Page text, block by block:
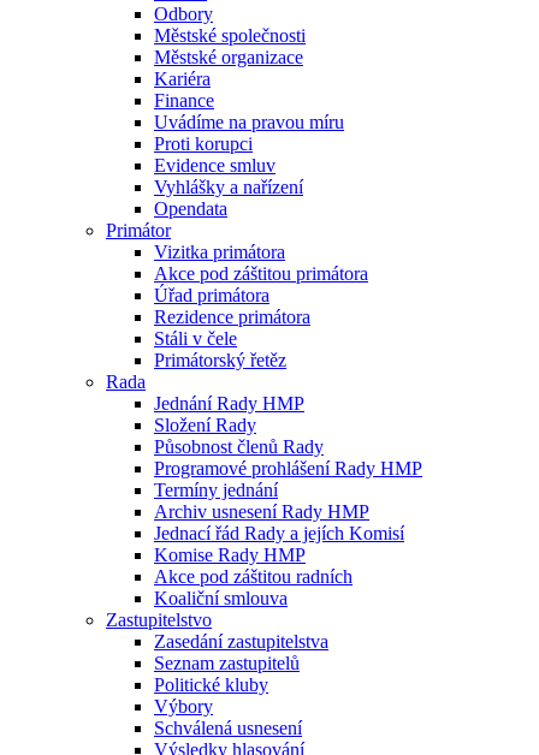
Odbory
Městské společnosti
Městské organizace
Kariéra
Finance
Uvádíme na pravou míru
Proti korupci
Evidence smluv
Vyhlášky a nařízení
Opendata
Primátor
Vizitka primátora
Akce pod záštitou primátora
Úřad primátora
Rezidence primátora
Stáli v čele
Primátorský řetěz
Rada
Jednání Rady HMP
Složení Rady
Působnost členů Rady
Programové prohlášení Rady HMP
Termíny jednání
Archiv usnesení Rady HMP
Jednací řád Rady a jejích Komisí
Komise Rady HMP
Akce pod záštitou radních
Koaliční smlouva
Zastupitelstvo
Zasedání zastupitelstva
Seznam zastupitelů
Politické kluby
Výbory
Schválená usnesení
Výsledky hlasování